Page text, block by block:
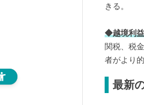
きる。
◆越境利
関税、税
者がより
最新